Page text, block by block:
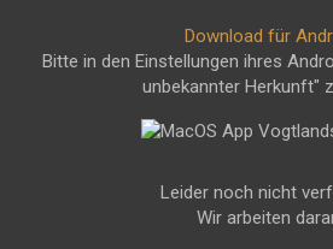
Download für
Bitte in den Einstellungen ihres
unbekannter Herkunft"
Leider noch nicht
Wir arbeiten